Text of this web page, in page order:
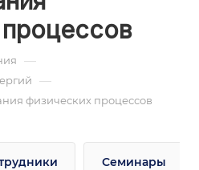
—
—
физических процессов
Семинары